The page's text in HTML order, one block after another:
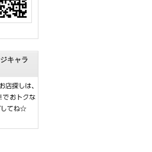
キャラ